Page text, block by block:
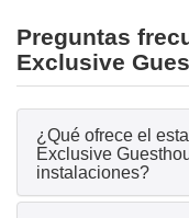
Preguntas
Exclusive
¿Qué ofrece el
Exclusive
instalaciones?